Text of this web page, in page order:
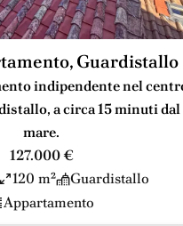
Guardistallo
indipendente nel
a circa 15 minuti dal
mare.
127.000 €
120 m²
Guardistallo
Appartamento